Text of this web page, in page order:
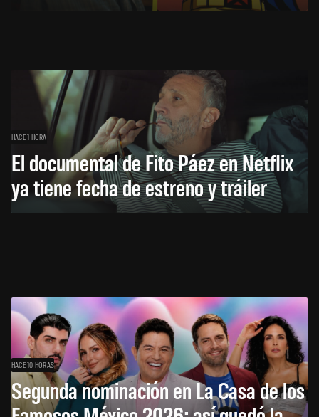
HACE 1 HORA
El documental de Fito Páez en Netflix
ya tiene fecha de estreno y tráiler
HACE 10 HORAS
Segunda nominación en La Casa de los